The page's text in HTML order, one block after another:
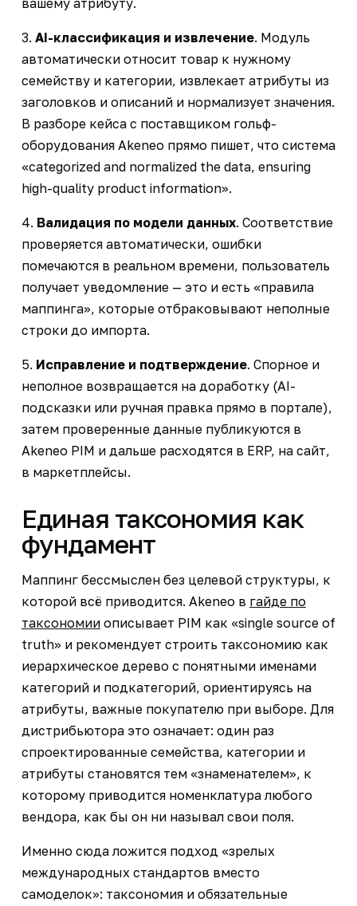
3. AI-классификация и извлечение. Модуль
автоматически относит товар к нужному
семейству и категории, извлекает атрибуты из
заголовков и описаний и нормализует значения.
В разборе кейса с поставщиком гольф-
оборудования Akeneo прямо пишет, что система
«categorized and normalized the data, ensuring
high-quality product information».
4. Валидация по модели данных. Соответствие
проверяется автоматически, ошибки
помечаются в реальном времени, пользователь
получает уведомление — это и есть «правила
маппинга», которые отбраковывают неполные
строки до импорта.
5. Исправление и подтверждение. Спорное и
неполное возвращается на доработку (AI-
подсказки или ручная правка прямо в портале),
затем проверенные данные публикуются в
Akeneo PIM и дальше расходятся в ERP, на сайт,
в маркетплейсы.
Единая таксономия как
фундамент
Маппинг бессмыслен без целевой структуры, к
которой всё приводится. Akeneo в гайде по
таксономииописывает PIM как «single source of
truth» и рекомендует строить таксономию как
иерархическое дерево с понятными именами
категорий и подкатегорий, ориентируясь на
атрибуты, важные покупателю при выборе. Для
дистрибьютора это означает: один раз
спроектированные семейства, категории и
атрибуты становятся тем «знаменателем», к
которому приводится номенклатура любого
вендора, как бы он ни называл свои поля.
Именно сюда ложится подход «зрелых
международных стандартов вместо
самоделок»: таксономия и обязательные